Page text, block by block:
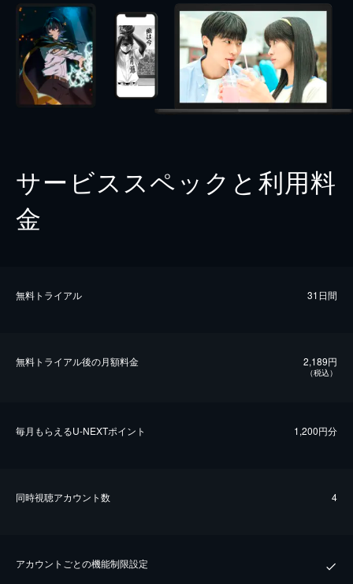
サービススペックと利用料
金
無料トライアル 31日間
無料トライアル後の⽉額料金 2,189円
（税込）
毎⽉もらえるU-NEXTポイント 1,200円分
同時視聴アカウント数 4
アカウントごとの機能制限設定